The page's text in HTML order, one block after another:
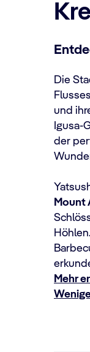
Die
und
Igusa-
der
Mount
Mehr